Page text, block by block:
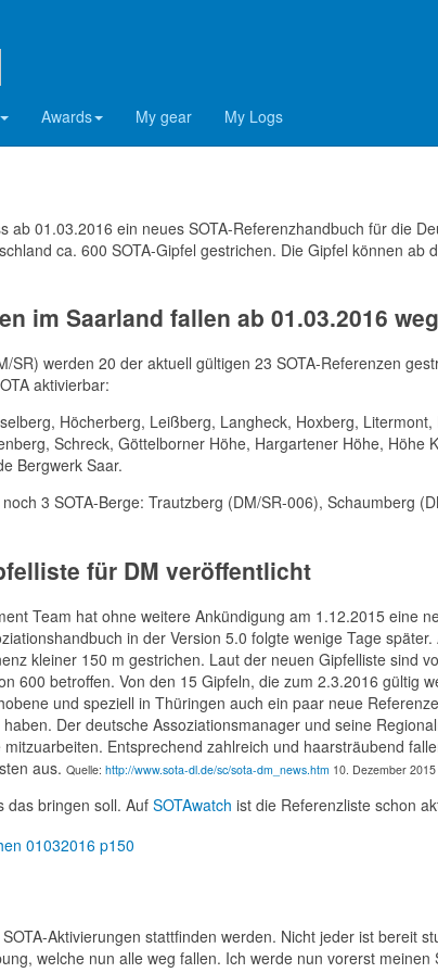
Awards My gear My Logs
600 Gipfel weniger in
ab 01.03.2016 ein neues SOTA-Referenzhandbuch für die
ca. 600 SOTA-Gipfel gestrichen. Die Gipfel können ab
im Saarland fallen ab 01.03.2016 weg
SR) werden 20 der aktuell gültigen 23 SOTA-Referenzen
aktivierbar:
Höcherberg, Leißberg, Langheck, Hoxberg,
Schreck, Göttelborner Höhe, Hargartener Höhe, Höhe
Bergwerk Saar.
3 SOTA-Berge: Trautzberg (DM/SR-006), Schaumberg
für DM veröffentlicht
Team hat ohne weitere Ankündigung am 1.12.2015 eine
in der Version 5.0 folgte wenige Tage
kleiner 150 m gestrichen. Laut der neuen Gipfelliste sind
600 betroffen. Von den 15 Gipfeln, die zum 2.3.2016 gültig
und speziell in Thüringen auch ein paar neue
Der deutsche Assoziationsmanager und seine
Entsprechend zahlreich und haarsträubend
aus. Quelle: http://www.sota-dl.de/sc/sota-dm_news.htm 10. Dezember 2015
das bringen soll. Auf SOTAwatch ist die Referenzliste schon
Aktivierungen stattfinden werden. Nicht jeder ist bereit
welche nun alle weg fallen. Ich werde nun vorerst meinen